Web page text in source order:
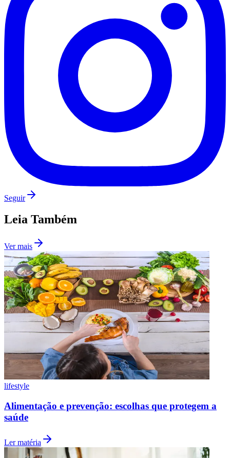
Fluminense
Vasco
Seguir
Leia Também
Ver mais
lifestyle
Alimentação e prevenção: escolhas que protegem a
saúde
Ler matéria